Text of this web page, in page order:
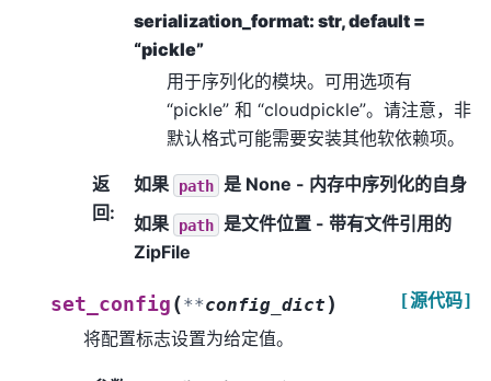
serialization_format: str, default =
“pickle”
用于序列化的模块。可用选项有
“pickle” 和 “cloudpickle”。请注意，非
默认格式可能需要安装其他软依赖项。
返
回:
如果 path
是 None - 内存中序列化的自身
如果
path
是文件位置 - 带有文件引用的
ZipFile
set_config (**config_dict ) [源代码]
将配置标志设置为给定值。